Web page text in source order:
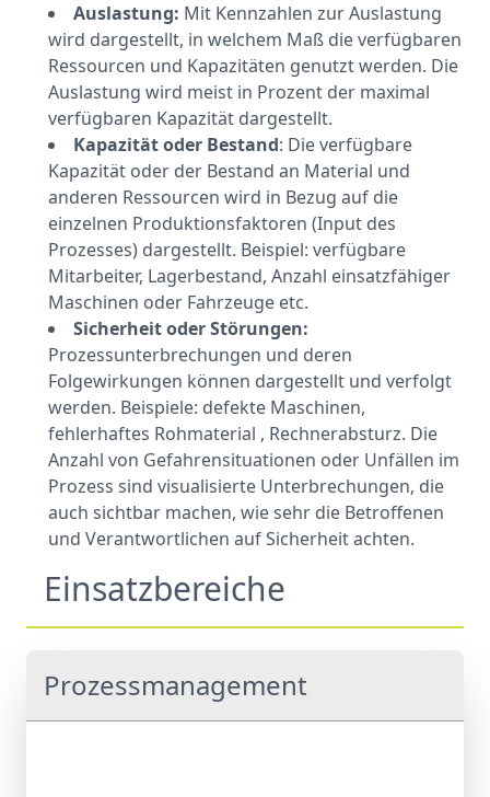
Auslastung: Mit Kennzahlen zur Auslastung
wird dargestellt, in welchem Maß die verfügbaren
Ressourcen und Kapazitäten genutzt werden. Die
Auslastung wird meist in Prozent der maximal
verfügbaren Kapazität dargestellt.
Kapazität oder Bestand: Die verfügbare
Kapazität oder der Bestand an Material und
anderen Ressourcen wird in Bezug auf die
einzelnen Produktionsfaktoren (Input des
Prozesses) dargestellt. Beispiel: verfügbare
Mitarbeiter, Lagerbestand, Anzahl einsatzfähiger
Maschinen oder Fahrzeuge etc.
Sicherheit oder Störungen:
Prozessunterbrechungen und deren
Folgewirkungen können dargestellt und verfolgt
werden. Beispiele: defekte Maschinen,
fehlerhaftes Rohmaterial , Rechnerabsturz. Die
Anzahl von Gefahrensituationen oder Unfällen im
Prozess sind visualisierte Unterbrechungen, die
auch sichtbar machen, wie sehr die Betroffenen
und Verantwortlichen auf Sicherheit achten.
Einsatzbereiche
Prozessmanagement